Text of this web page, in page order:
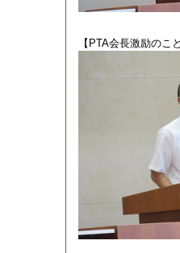
【PTA会長激励のこ